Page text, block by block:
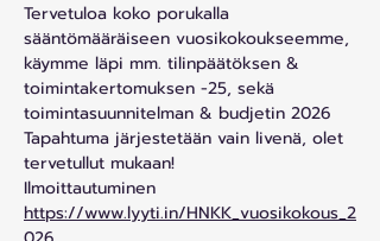
Tervetuloa koko porukalla
sääntömääräiseen vuosikokoukseemme,
käymme läpi mm. tilinpäätöksen &
toimintakertomuksen -25, sekä
toimintasuunnitelman & budjetin 2026
Tapahtuma järjestetään vain livenä, olet
tervetullut mukaan!
Ilmoittautuminen
https://www.lyyti.in/HNKK_vuosikokous_2